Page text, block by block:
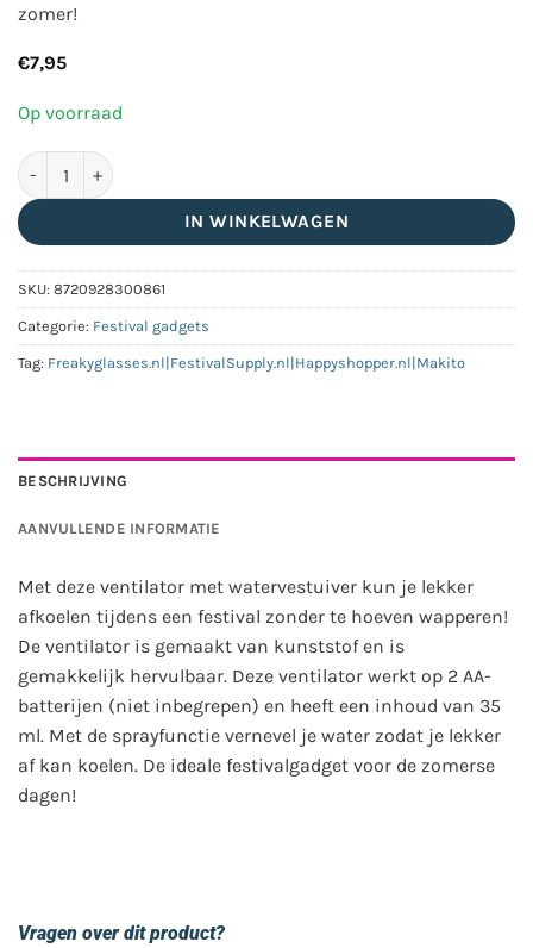
zomer!
€7,95
Op voorraad
Ventilator sproeier blauw aantal
IN WINKELWAGEN
SKU: 8720928300861
Categorie: Festival gadgets
Tag: Freakyglasses.nl|FestivalSupply.nl|Happyshopper.nl|Makito
BESCHRIJVING
AANVULLENDE INFORMATIE
Met deze ventilator met watervestuiver kun je lekker
afkoelen tijdens een festival zonder te hoeven wapperen!
De ventilator is gemaakt van kunststof en is
gemakkelijk hervulbaar. Deze ventilator werkt op 2 AA-
batterijen (niet inbegrepen) en heeft een inhoud van 35
ml. Met de sprayfunctie vernevel je water zodat je lekker
af kan koelen. De ideale festivalgadget voor de zomerse
dagen!
Vragen over dit product?